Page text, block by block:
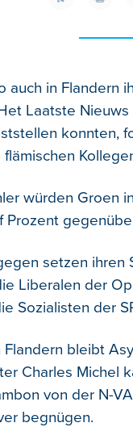
auch in Flandern
Laatste
konnten,
würden Groen
Prozent
setzen
Liberalen der
Sozialisten der
bleibt
Charles Michel
von der N-
begnügen.